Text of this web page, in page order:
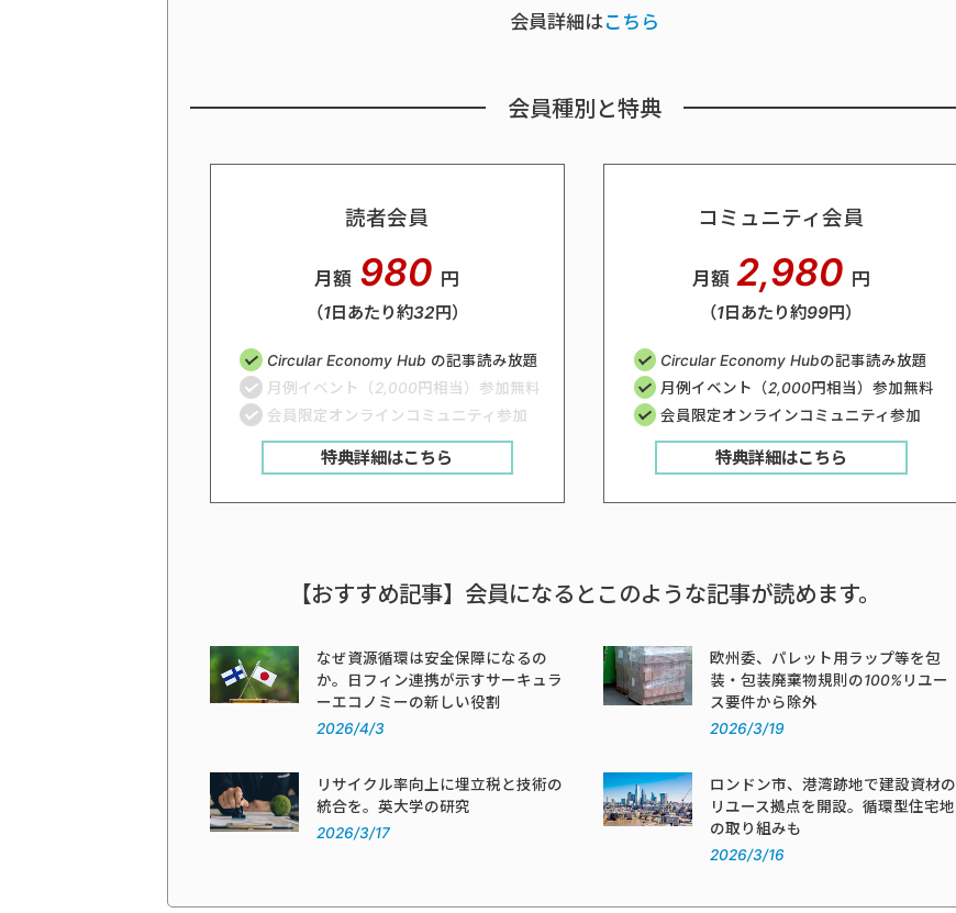
会員詳細はこちら
会員種別と特典
読者会員
月額 980 円
（1日あたり約32円）
Circular Economy Hub の記事読み放題
月例イベント（2,000円相当）参加無料
会員限定オンラインコミュニティ参加
特典詳細はこちら
コミュニティ会員
月額 2,980 円
（1日あたり約99円）
Circular Economy Hubの記事読み放題
月例イベント（2,000円相当）参加無料
会員限定オンラインコミュニティ参加
特典詳細はこちら
【おすすめ記事】会員になるとこのような記事が読めます。
なぜ資源循環は安全保障になるの
か。日フィン連携が示すサーキュラ
ーエコノミーの新しい役割
2026/4/3
欧州委、パレット用ラップ等を包
装・包装廃棄物規則の100%リユー
ス要件から除外
2026/3/19
リサイクル率向上に埋立税と技術の
統合を。英大学の研究
2026/3/17
ロンドン市、港湾跡地で建設資材の
リユース拠点を開設。循環型住宅地
の取り組みも
2026/3/16